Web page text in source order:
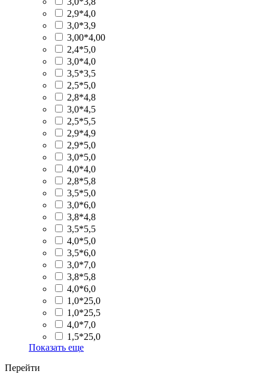
2,9*4,0
3,0*3,9
3,00*4,00
2,4*5,0
3,0*4,0
3,5*3,5
2,5*5,0
2,8*4,8
3,0*4,5
2,5*5,5
2,9*4,9
2,9*5,0
3,0*5,0
4,0*4,0
2,8*5,8
3,5*5,0
3,0*6,0
3,8*4,8
3,5*5,5
4,0*5,0
3,5*6,0
3,0*7,0
3,8*5,8
4,0*6,0
1,0*25,0
1,0*25,5
4,0*7,0
1,5*25,0
Показать еще
Перейти